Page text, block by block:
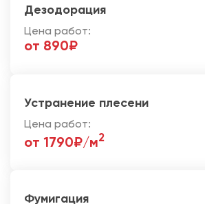
Дезодорация
Цена работ:
от 890₽
Устранение плесени
Цена работ:
от 1790₽/м2
Фумигация